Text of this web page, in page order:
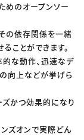
めのオープンソー
の依存関係を一緒
ことができます。
的な動作、迅速なデ
向上などが挙げら
かつ効果的になり
ズオンで実際どん